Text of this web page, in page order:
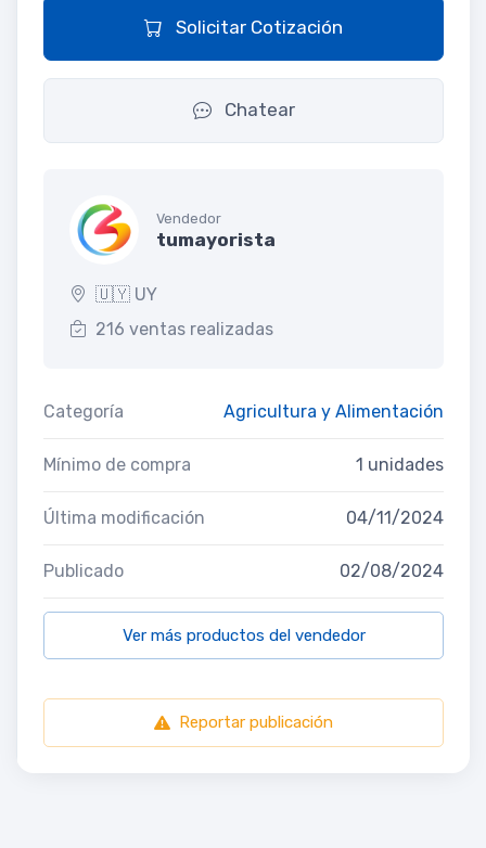
Solicitar Cotización
Chatear
Vendedor
tumayorista
🇺🇾 UY
216 ventas realizadas
Categoría Agricultura y Alimentación
Mínimo de compra 1 unidades
Última modificación 04/11/2024
Publicado 02/08/2024
Ver más productos del vendedor
Reportar publicación